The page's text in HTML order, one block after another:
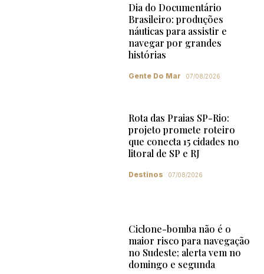
Dia do Documentário
Brasileiro: produções
náuticas para assistir e
navegar por grandes
histórias
Gente Do Mar 07/08/2026
Rota das Praias SP-Rio:
projeto promete roteiro
que conecta 15 cidades no
litoral de SP e RJ
Destinos 07/08/2026
Ciclone-bomba não é o
maior risco para navegação
no Sudeste; alerta vem no
domingo e segunda